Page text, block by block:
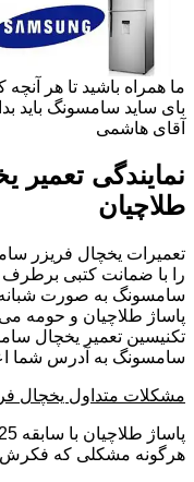
ما همراه باشید تا هر
آقای هاشمی
نمایندگی تعمیر
طلاچیان
تعمیرات یخچال فریزر
را با ضمانت کتبی برطرف
سامسونگ به صورت
پاساژ طلاچیان و حومه
تکنیسین تعمیر یخچال
سامسونگ به آدرس شما
مشکلات متداول یخچال
هرگونه مشکلی که فکرش